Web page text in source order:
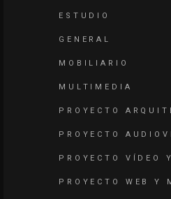
ESTUDIO
GENERAL
MOBILIARIO
MULTIMEDIA
PROYECTO
PROYECTO
PROYECTO VÍDEO
PROYECTO WEB Y